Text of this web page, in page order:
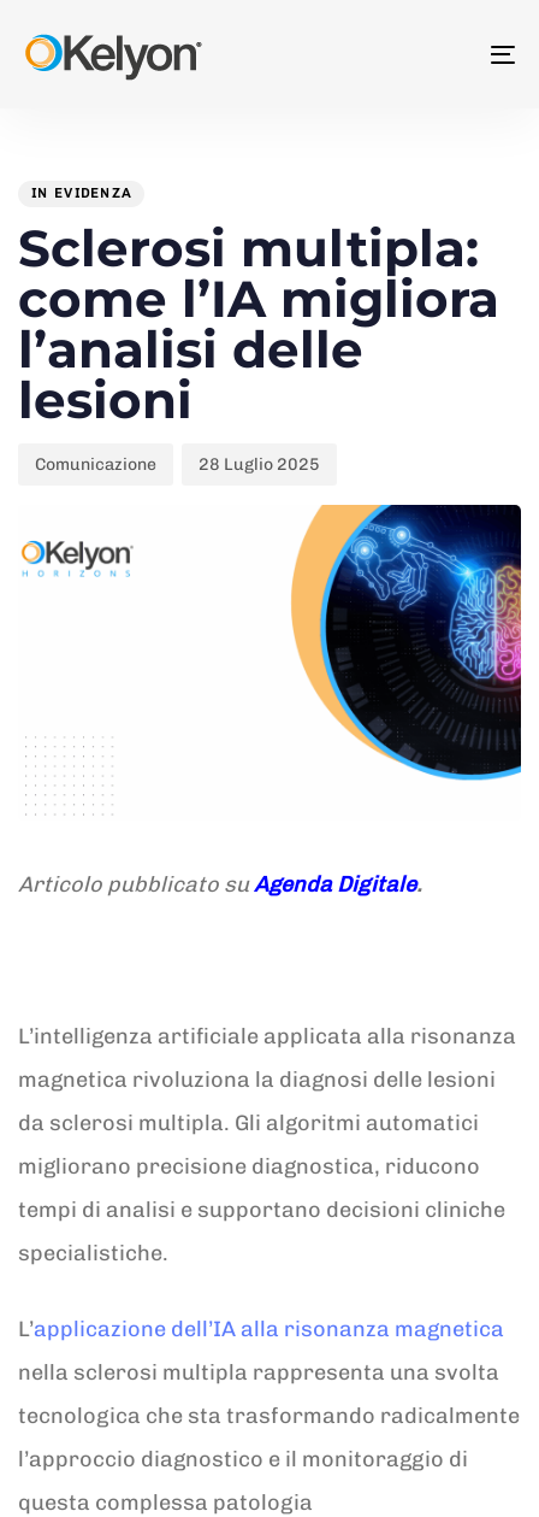
links
primary
content
PUBLISHED
IN:
IN EVIDENZA
Sclerosi multipla:
come l’IA migliora
l’analisi delle
lesioni
Author
Comunicazione
Published
on:
28 Luglio 2025
Articolo pubblicato suAgenda Digitale.
L’intelligenza artificiale applicata alla risonanza
magnetica rivoluziona la diagnosi delle lesioni
da sclerosi multipla. Gli algoritmi automatici
migliorano precisione diagnostica, riducono
tempi di analisi e supportano decisioni cliniche
specialistiche.
L’applicazione dell’IA alla risonanza magnetica
nella sclerosi multipla rappresenta una svolta
tecnologica che sta trasformando radicalmente
l’approccio diagnostico e il monitoraggio di
questa complessa patologia